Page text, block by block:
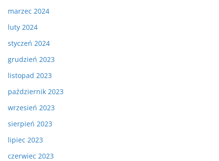
marzec 2024
luty 2024
styczeń 2024
grudzień 2023
listopad 2023
październik 2023
wrzesień 2023
sierpień 2023
lipiec 2023
czerwiec 2023